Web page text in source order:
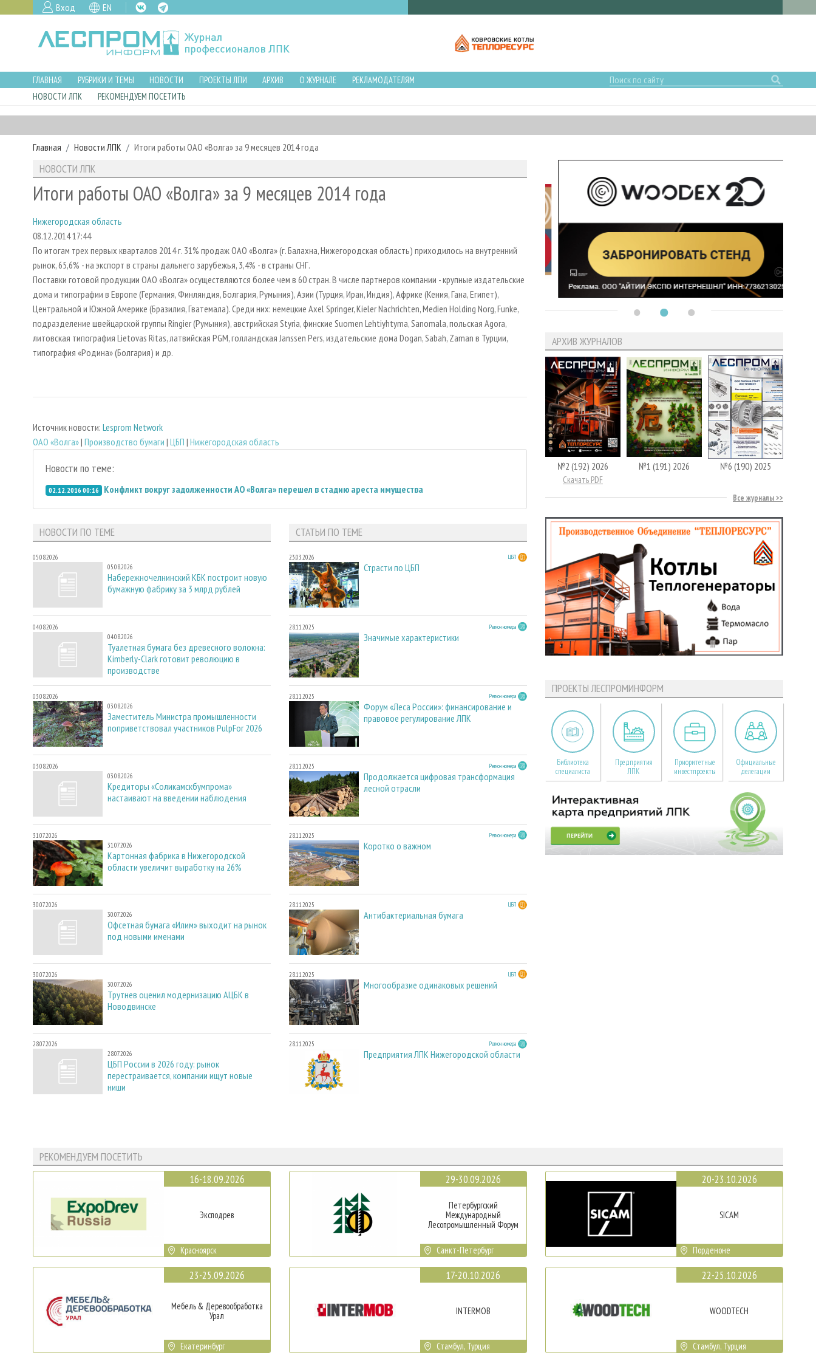
Вход EN
ГЛАВНАЯ РУБРИКИ И ТЕМЫ НОВОСТИ ПРОЕКТЫ ЛПИ АРХИВ О ЖУРНАЛЕ
РЕКЛАМОДАТЕЛЯМ
НОВОСТИ ЛПК
РЕКОМЕНДУЕМ ПОСЕТИТЬ
Главная Новости ЛПК Итоги работы ОАО «Волга» за 9 месяцев 2014 года
НОВОСТИ ЛПК
Итоги работы ОАО «Волга» за 9 месяцев 2014 года
Нижегородская область
08.12.2014 17:44
По итогам трех первых кварталов 2014 г. 31% продаж ОАО «Волга» (г. Балахна, Нижегородская область) приходилось на внутренний
рынок, 65,6% - на экспорт в страны дальнего зарубежья, 3,4% - в страны СНГ.
Поставки готовой продукции ОАО «Волга» осуществляются более чем в 60 стран. В числе партнеров компании - крупные издательские
дома и типографии в Европе (Германия, Финляндия, Болгария, Румыния), Азии (Турция, Иран, Индия), Африке (Кения, Гана, Египет),
Центральной и Южной Америке (Бразилия, Гватемала). Среди них: немецкие Axel Springer, Kieler Nachrichten, Medien Holding Norg, Funke,
подразделение швейцарской группы Ringier (Румыния), австрийская Styria, финские Suomen Lehtiyhtyma, Sanomala, польская Agora,
литовская типография Lietovas Ritas, латвийская PGM, голландская Janssen Pers, издательские дома Dogan, Sabah, Zaman в Турции,
типография «Родина» (Болгария) и др.
Источник новости: Lesprom Network
ОАО «Волга»| Производство бумаги | ЦБП | Нижегородская область
Новости по теме:
02.12.2016 00:16 Конфликт вокруг задолженности АО «Волга» перешел в стадию ареста имущества
НОВОСТИ ПО ТЕМЕ
05.08.2026
05.08.2026
Набережночелнинский КБК построит новую
бумажную фабрику за 3 млрд рублей
04.08.2026
04.08.2026
Туалетная бумага без древесного волокна:
Kimberly-Clark готовит революцию в
производстве
03.08.2026
03.08.2026
Заместитель Министра промышленности
поприветствовал участников PulpFor 2026
03.08.2026
03.08.2026
Кредиторы «Соликамскбумпрома»
настаивают на введении наблюдения
31.07.2026
31.07.2026
Картонная фабрика в Нижегородской
области увеличит выработку на 26%
30.07.2026
30.07.2026
Офсетная бумага «Илим» выходит на рынок
под новыми именами
30.07.2026
30.07.2026
Трутнев оценил модернизацию АЦБК в
Новодвинске
28.07.2026
28.07.2026
ЦБП России в 2026 году: рынок
перестраивается, компании ищут новые
ниши
СТАТЬИ ПО ТЕМЕ
23.03.2026 ЦБП
Страсти по ЦБП
28.11.2025 Регион номера
Значимые характеристики
28.11.2025 Регион номера
Форум «Леса России»: финансирование и
правовое регулирование ЛПК
28.11.2025 Регион номера
Продолжается цифровая трансформация
лесной отрасли
28.11.2025 Регион номера
Коротко о важном
28.11.2025 ЦБП
Антибактериальная бумага
28.11.2025 ЦБП
Многообразие одинаковых решений
28.11.2025 Регион номера
Предприятия ЛПК Нижегородской области
АРХИВ ЖУРНАЛОВ
№2 (192) 2026
Скачать PDF
№1 (191) 2026 №6 (190) 2025
Все журналы
ПРОЕКТЫ ЛЕСПРОМИНФОРМ
Библиотека
специалиста
Предприятия
ЛПК
Приоритетные
инвестпроекты
Официальные
делегации
РЕКОМЕНДУЕМ ПОСЕТИТЬ
16-18.09.2026
Эксподрев
Красноярск
23-25.09.2026
Мебель & Деревообработка
Урал
Екатеринбург
29-30.09.2026
Петербургский
Международный
Лесопромышленный Форум
Санкт-Петербург
17-20.10.2026
INTERMOB
Стамбул, Турция
20-23.10.2026
SICAM
Порденоне
22-25.10.2026
WOODTECH
Стамбул, Турция